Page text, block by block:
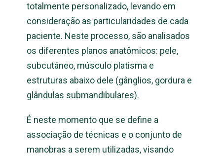
totalmente personalizado, levando em
consideração as particularidades de cada
paciente. Neste processo, são analisados
os diferentes planos anatômicos: pele,
subcutâneo, músculo platisma e
estruturas abaixo dele (gânglios, gordura e
glândulas submandibulares).
É neste momento que se define a
associação de técnicas e o conjunto de
manobras a serem utilizadas, visando